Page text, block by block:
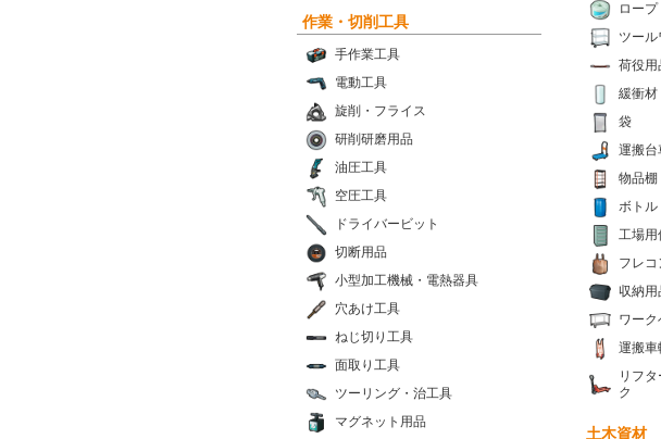
ロープ
ツール
荷役用
緩衝材
袋
運搬台
物品棚
ボトル
工場用
フレ
収納用
ワーク
運搬車
リフ
ク
作業・切削工具
手作業工具
電動工具
旋削・フライス
研削研磨用品
油圧工具
空圧工具
ドライバービット
切断用品
小型加工機械・電熱器具
穴あけ工具
ねじ切り工具
面取り工具
ツーリング・治工具
マグネット用品
土木資材